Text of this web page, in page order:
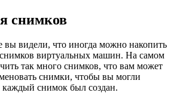
снимков
вы видели, что иногда можно накопить
виртуальных машин. На самом
так много снимков, что вам может
снимки, чтобы вы могли
каждый снимок был создан.